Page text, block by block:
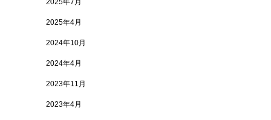
2025年7月
2025年4月
2024年10月
2024年4月
2023年11月
2023年4月